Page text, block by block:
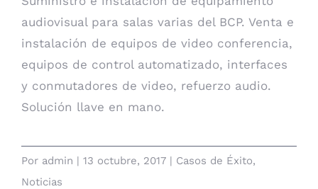
audiovisual para salas varias del BCP. Venta e
instalación de equipos de video conferencia,
equipos de control automatizado, interfaces
y conmutadores de video, refuerzo audio.
Solución llave en mano.
Por admin | 13 octubre, 2017 | Casos de Éxito,
Noticias